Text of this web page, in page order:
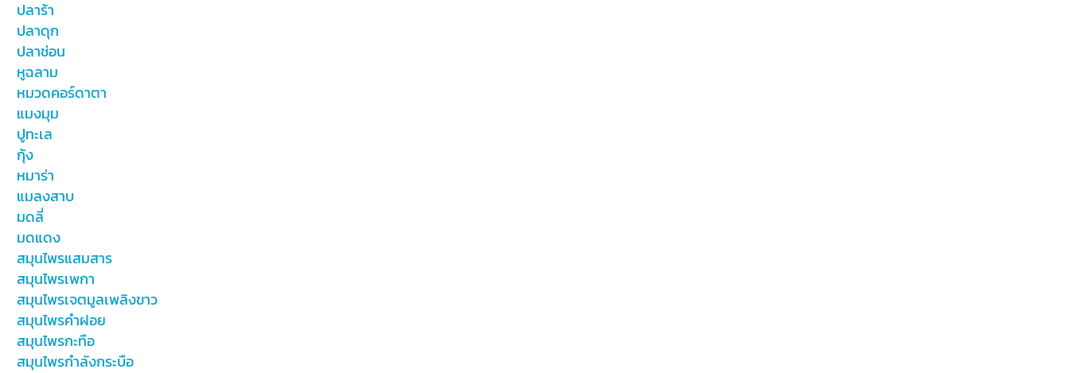
ปลาร้า
ปลาดุก
ปลาช่อน
หูฉลาม
หมวดคอร์ดาตา
แมงมุม
ปูทะเล
กุ้ง
หมาร่า
แมลงสาบ
มดลี่
มดแดง
สมุนไพรแสมสาร
สมุนไพรเพกา
สมุนไพรเจตมูลเพลิงขาว
สมุนไพรคำฝอย
สมุนไพรกะทือ
สมุนไพรกำลังกระบือ